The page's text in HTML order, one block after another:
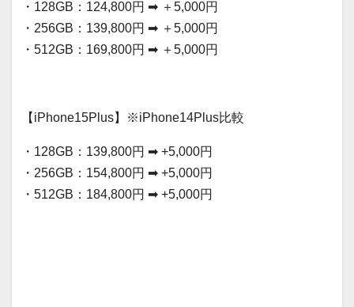
・128GB：124,800円 ➡ ＋5,000円
・256GB：139,800円 ➡ ＋5,000円
・512GB：169,800円 ➡ ＋5,000円
【iPhone15Plus】※iPhone14Plus比較
・128GB：139,800円 ➡ +5,000円
・256GB：154,800円 ➡ +5,000円
・512GB：184,800円 ➡ +5,000円